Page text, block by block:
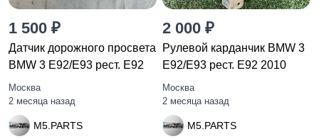
1 500 ₽
Датчик дорожного просвета
BMW 3 E92/E93 рест. E92
Москва
2 месяца назад
M5.PARTS
2 000 ₽
Рулевой карданчик BMW 3
E92/E93 рест. E92 2010
Москва
2 месяца назад
M5.PARTS